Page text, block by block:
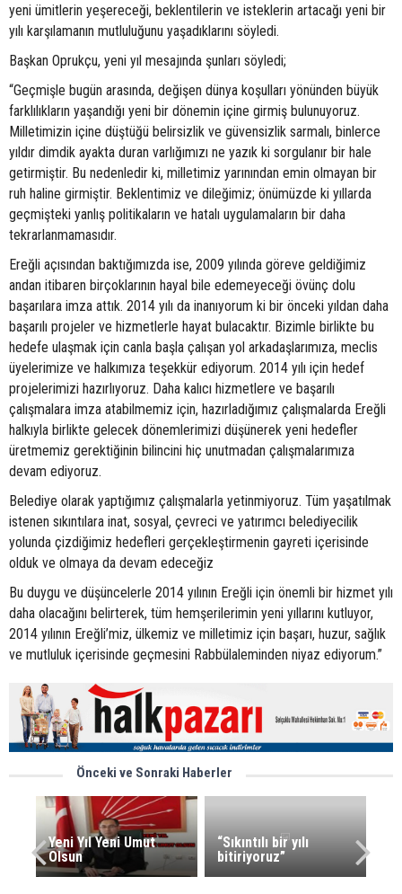
yeni ümitlerin yeşereceği, beklentilerin ve isteklerin artacağı yeni bir
yılı karşılamanın mutluluğunu yaşadıklarını söyledi.
Başkan Oprukçu, yeni yıl mesajında şunları söyledi;
“Geçmişle bugün arasında, değişen dünya koşulları yönünden büyük
farklılıkların yaşandığı yeni bir dönemin içine girmiş bulunuyoruz.
Milletimizin içine düştüğü belirsizlik ve güvensizlik sarmalı, binlerce
yıldır dimdik ayakta duran varlığımızı ne yazık ki sorgulanır bir hale
getirmiştir. Bu nedenledir ki, milletimiz yarınından emin olmayan bir
ruh haline girmiştir. Beklentimiz ve dileğimiz; önümüzde ki yıllarda
geçmişteki yanlış politikaların ve hatalı uygulamaların bir daha
tekrarlanmamasıdır.
Ereğli açısından baktığımızda ise, 2009 yılında göreve geldiğimiz
andan itibaren birçoklarının hayal bile edemeyeceği övünç dolu
başarılara imza attık. 2014 yılı da inanıyorum ki bir önceki yıldan daha
başarılı projeler ve hizmetlerle hayat bulacaktır. Bizimle birlikte bu
hedefe ulaşmak için canla başla çalışan yol arkadaşlarımıza, meclis
üyelerimize ve halkımıza teşekkür ediyorum. 2014 yılı için hedef
projelerimizi hazırlıyoruz. Daha kalıcı hizmetlere ve başarılı
çalışmalara imza atabilmemiz için, hazırladığımız çalışmalarda Ereğli
halkıyla birlikte gelecek dönemlerimizi düşünerek yeni hedefler
üretmemiz gerektiğinin bilincini hiç unutmadan çalışmalarımıza
devam ediyoruz.
Belediye olarak yaptığımız çalışmalarla yetinmiyoruz. Tüm yaşatılmak
istenen sıkıntılara inat, sosyal, çevreci ve yatırımcı belediyecilik
yolunda çizdiğimiz hedefleri gerçekleştirmenin gayreti içerisinde
olduk ve olmaya da devam edeceğiz
Bu duygu ve düşüncelerle 2014 yılının Ereğli için önemli bir hizmet yılı
daha olacağını belirterek, tüm hemşerilerimin yeni yıllarını kutluyor,
2014 yılının Ereğli’miz, ülkemiz ve milletimiz için başarı, huzur, sağlık
ve mutluluk içerisinde geçmesini Rabbülaleminden niyaz ediyorum.”
Önceki ve Sonraki Haberler
Yeni Yıl Yeni Umut
Olsun
“Sıkıntılı bir yılı
bitiriyoruz”